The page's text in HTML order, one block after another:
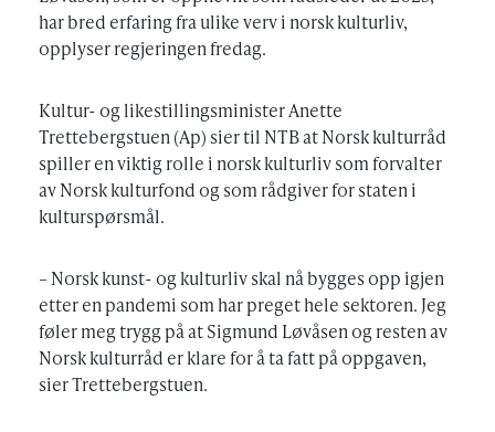
har bred erfaring fra ulike verv i norsk kulturliv,
opplyser regjeringen fredag.
Kultur- og likestillingsminister Anette
Trettebergstuen (Ap) sier til NTB at Norsk kulturråd
spiller en viktig rolle i norsk kulturliv som forvalter
av Norsk kulturfond og som rådgiver for staten i
kulturspørsmål.
– Norsk kunst- og kulturliv skal nå bygges opp igjen
etter en pandemi som har preget hele sektoren. Jeg
føler meg trygg på at Sigmund Løvåsen og resten av
Norsk kulturråd er klare for å ta fatt på oppgaven,
sier Trettebergstuen.